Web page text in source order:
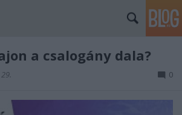
a csalogány dala?
0